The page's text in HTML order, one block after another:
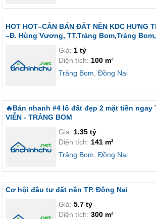
HOT HOT–CẦN BÁN ĐẤT NỀN KDC HƯNG
–Đ. Hùng Vương, TT.Trảng Bom,Trảng
Giá: 1 tỷ
Diện tích: 100 m²
Trảng Bom Đồng Nai
🔥Bán nhanh #4 lô đất đẹp 2 mặt tiền ngay
VIỄN - TRẢNG BOM
Giá: 1.35 tỷ
Diện tích: 141 m²
Trảng Bom Đồng Nai
Cơ hội đầu tư đất nền TP. Đồng Nai
Giá: 5.7 tỷ
Diện tích: 300 m²